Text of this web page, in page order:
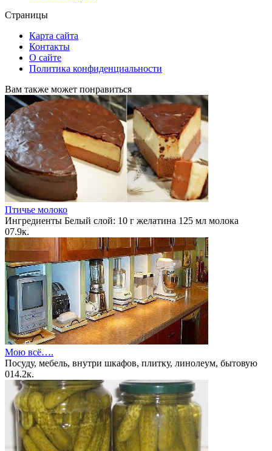
Страницы
Карта сайта
Контакты
О сайте
Политика конфиденциальности
Вам также может понравиться
Птичье молоко
Ингредиенты Белый слой: 10 г желатина 125 мл молока
07.9к.
Мою всё….
Посуду, мебель, внутри шкафов, плитку, линолеум, бытовую
014.2к.